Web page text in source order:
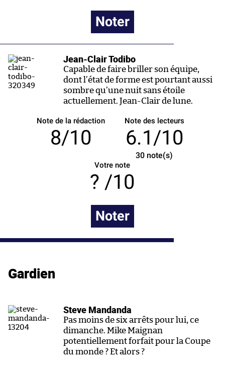
Noter
Jean-Clair Todibo
Capable de faire briller son équipe,
dont l’état de forme est pourtant aussi
sombre qu’une nuit sans étoile
actuellement. Jean-Clair de lune.
Note de la rédaction
8/10
Note des lecteurs
6.1/10
30 note(s)
Votre note
/10
Noter
Gardien
Steve Mandanda
Pas moins de six arrêts pour lui, ce
dimanche. Mike Maignan
potentiellement forfait pour la Coupe
du monde ? Et alors ?